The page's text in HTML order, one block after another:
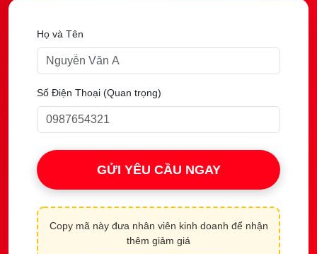
Họ và Tên
Số Điện Thoại (Quan trọng)
GỬI YÊU CẦU NGAY
Copy mã này đưa nhân viên kinh doanh để nhận
thêm giảm giá